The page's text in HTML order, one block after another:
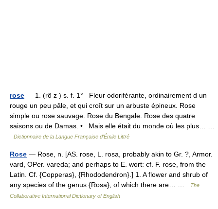
rose — 1. (rô z ) s. f. 1° Fleur odoriférante, ordinairement d un
rouge un peu pâle, et qui croît sur un arbuste épineux. Rose
simple ou rose sauvage. Rose du Bengale. Rose des quatre
saisons ou de Damas. • Mais elle était du monde où les plus… …
Dictionnaire de la Langue Française d'Émile Littré
Rose — Rose, n. [AS. rose, L. rosa, probably akin to Gr. ?, Armor.
vard, OPer. vareda; and perhaps to E. wort: cf. F. rose, from the
Latin. Cf. {Copperas}, {Rhododendron}.] 1. A flower and shrub of
any species of the genus {Rosa}, of which there are… …
The
Collaborative International Dictionary of English